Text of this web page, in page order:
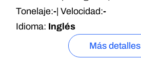
Tonelaje:- | Velocidad:-
Idioma: Inglés
Más detalles